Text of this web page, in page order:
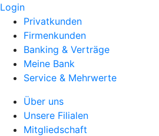
Login
Privatkunden
Firmenkunden
Banking & Verträge
Meine Bank
Service & Mehrwerte
Über uns
Unsere Filialen
Mitgliedschaft